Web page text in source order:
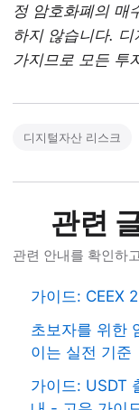
정 암호화폐의 매
하지 않습니다.
가지므로 모든 투
디지털자산 리스크
관련
관련 안내를 확인하
가이드: CEEX
초보자를 위한
이는 실전 기준
가이드: USDT